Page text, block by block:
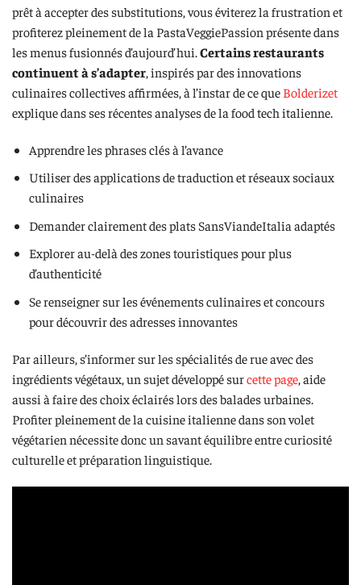
prêt à accepter des substitutions, vous éviterez la frustration et
profiterez pleinement de la PastaVeggiePassion présente dans
les menus fusionnés d’aujourd’hui. Certains restaurants
continuent à s’adapter , inspirés par des innovations
culinaires collectives affirmées, à l’instar de ce que Bolderizet
explique dans ses récentes analyses de la food tech italienne.
Apprendre les phrases clés à l’avance
Utiliser des applications de traduction et réseaux sociaux
culinaires
Demander clairement des plats SansViandeItalia adaptés
Explorer au-delà des zones touristiques pour plus
d’authenticité
Se renseigner sur les événements culinaires et concours
pour découvrir des adresses innovantes
Par ailleurs, s’informer sur les spécialités de rue avec des
ingrédients végétaux, un sujet développé surcette page , aide
aussi à faire des choix éclairés lors des balades urbaines.
Profiter pleinement de la cuisine italienne dans son volet
végétarien nécessite donc un savant équilibre entre curiosité
culturelle et préparation linguistique.